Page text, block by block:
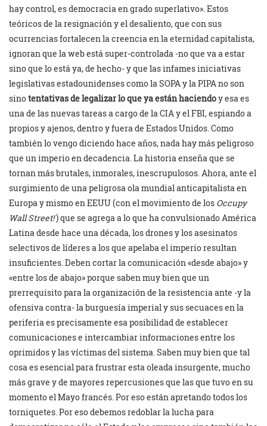
hay control, es democracia en grado superlativo». Estos
teóricos de la resignación y el desaliento, que con sus
ocurrencias fortalecen la creencia en la eternidad capitalista,
ignoran que la web está super-controlada -no que va a estar
sino que lo está ya, de hecho- y que las infames iniciativas
legislativas estadounidenses como la SOPA y la PIPA no son
sinotentativas de legalizar lo que ya están haciendoy esa es
una de las nuevas tareas a cargo de la CIA y el FBI, espiando a
propios y ajenos, dentro y fuera de Estados Unidos. Como
también lo vengo diciendo hace años, nada hay más peligroso
que un imperio en decadencia. La historia enseña que se
tornan más brutales, inmorales, inescrupulosos. Ahora, ante el
surgimiento de una peligrosa ola mundial anticapitalista en
Europa y mismo en EEUU (con el movimiento de los Occupy
Wall Street!) que se agrega a lo que ha convulsionado América
Latina desde hace una década, los drones y los asesinatos
selectivos de líderes a los que apelaba el imperio resultan
insuficientes. Deben cortar la comunicación «desde abajo» y
«entre los de abajo» porque saben muy bien que un
prerrequisito para la organización de la resistencia ante -y la
ofensiva contra- la burguesía imperial y sus secuaces en la
periferia es precisamente esa posibilidad de establecer
comunicaciones e intercambiar informaciones entre los
oprimidos y las víctimas del sistema. Saben muy bien que tal
cosa es esencial para frustrar esta oleada insurgente, mucho
más grave y de mayores repercusiones que las que tuvo en su
momento el Mayo francés. Por eso están apretando todos los
torniquetes. Por eso debemos redoblar la lucha para